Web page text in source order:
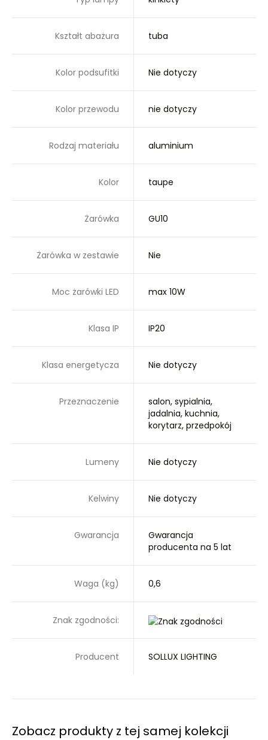
Kształt abażura tuba
Kolor podsufitki Nie dotyczy
Kolor przewodu nie dotyczy
Rodzaj materiału aluminium
Kolor taupe
Żarówka GU10
Żarówka w zestawie Nie
Moc żarówki LED max 10W
Klasa IP IP20
Klasa energetycza Nie dotyczy
Przeznaczenie
salon, sypialnia,
jadalnia, kuchnia,
korytarz, przedpokój
Lumeny Nie dotyczy
Kelwiny Nie dotyczy
Gwarancja
Gwarancja
producenta na 5 lat
Waga (kg) 0,6
Znak zgodności:
Producent SOLLUX LIGHTING
Zobacz produkty z tej samej kolekcji